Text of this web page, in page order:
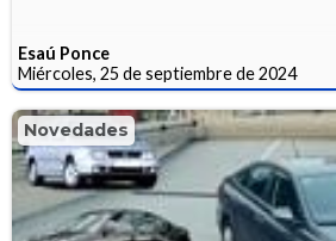
Esaú Ponce
Miércoles, 25 de septiembre de 2024
Novedades